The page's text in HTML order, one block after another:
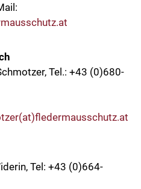
Tel.: +43 (0)680-
Tel: +43 (0)664-